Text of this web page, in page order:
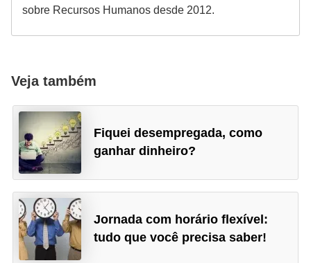
sobre Recursos Humanos desde 2012.
Veja também
Fiquei desempregada, como
ganhar dinheiro?
Jornada com horário flexível:
tudo que você precisa saber!